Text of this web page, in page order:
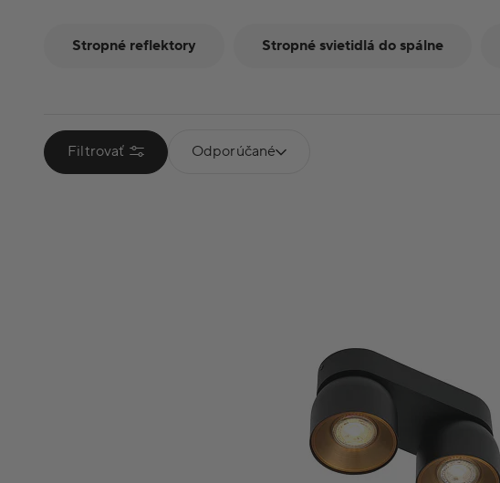
Stropné reflektory Stropné svietidlá do spálne
Filtrovať Odporúčané